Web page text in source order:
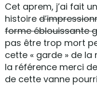
Cet aprem, j’ai fait
histoire
forme éblouissante
pas être trop mort
cette « garde » de
la référence merci
de cette vanne